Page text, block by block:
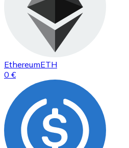
EthereumETH
0 €